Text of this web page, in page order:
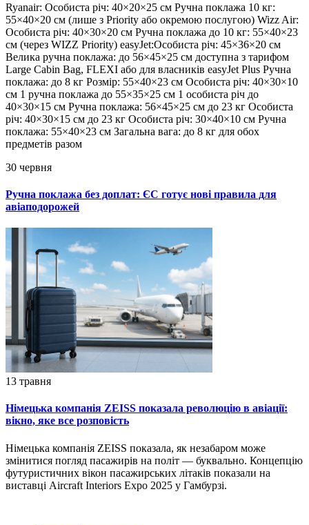
Ryanair: Особиста річ: 40×20×25 см Ручна поклажа 10 кг:
55×40×20 см (лише з Priority або окремою послугою) Wizz Air:
Особиста річ: 40×30×20 см Ручна поклажа до 10 кг: 55×40×23
см (через WIZZ Priority) easyJet:Особиста річ: 45×36×20 см
Велика ручна поклажа: до 56×45×25 см доступна з тарифом
Large Cabin Bag, FLEXI або для власників easyJet Plus Ручна
поклажа: до 8 кг Розмір: 55×40×23 см Особиста річ: 40×30×10
см 1 ручна поклажа до 55×35×25 см 1 особиста річ до
40×30×15 см Ручна поклажа: 56×45×25 см до 23 кг Особиста
річ: 40×30×15 см до 23 кг Особиста річ: 30×40×10 см Ручна
поклажа: 55×40×23 см Загальна вага: до 8 кг для обох
предметів разом
30 червня
Ручна поклажа без доплат: ЄС готує нові правила для
авіаподорожей
13 травня
Німецька компанія ZEISS показала революцію в авіації:
вікно, яке все розповість
Німецька компанія ZEISS показала, як незабаром може
змінитися погляд пасажирів на політ — буквально. Концепцію
футуристичних вікон пасажирських літаків показали на
виставці Aircraft Interiors Expo 2025 у Гамбурзі.